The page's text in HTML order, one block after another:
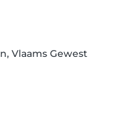
Vlaams Gewest